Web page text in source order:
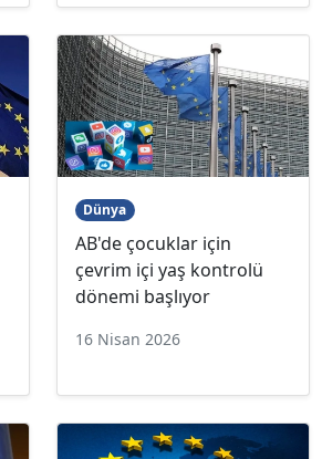
Dünya
AB'de çocuklar için
çevrim içi yaş kontrolü
dönemi başlıyor
16 Nisan 2026